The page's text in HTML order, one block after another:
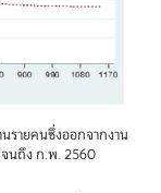
ายคนซึ่งออกจากงาน
จนถึง ก.พ. 2560